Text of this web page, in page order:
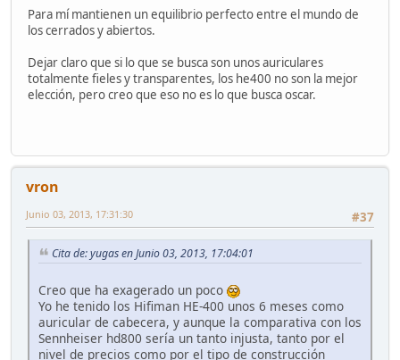
Para mí mantienen un equilibrio perfecto entre el mundo de
los cerrados y abiertos.
Dejar claro que si lo que se busca son unos auriculares
totalmente fieles y transparentes, los he400 no son la mejor
elección, pero creo que eso no es lo que busca oscar.
vron
#37
Junio 03, 2013, 17:31:30
Cita de: yugas en Junio 03, 2013, 17:04:01
Creo que ha exagerado un poco
Yo he tenido los Hifiman HE-400 unos 6 meses como
auricular de cabecera, y aunque la comparativa con los
Sennheiser hd800 sería un tanto injusta, tanto por el
nivel de precios como por el tipo de construcción